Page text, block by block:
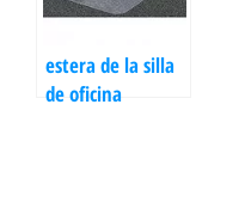
estera de la silla
de oficina